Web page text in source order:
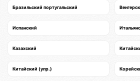
Бразильский португальский
Испанский
Казахский
Китайский (упр.)